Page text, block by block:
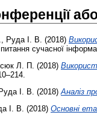
, Руда І. В. (2018)
питання сучасної
Л. П. (2018)
Руда І. В. (2018) Аналіз
І. В. (2018) Основні